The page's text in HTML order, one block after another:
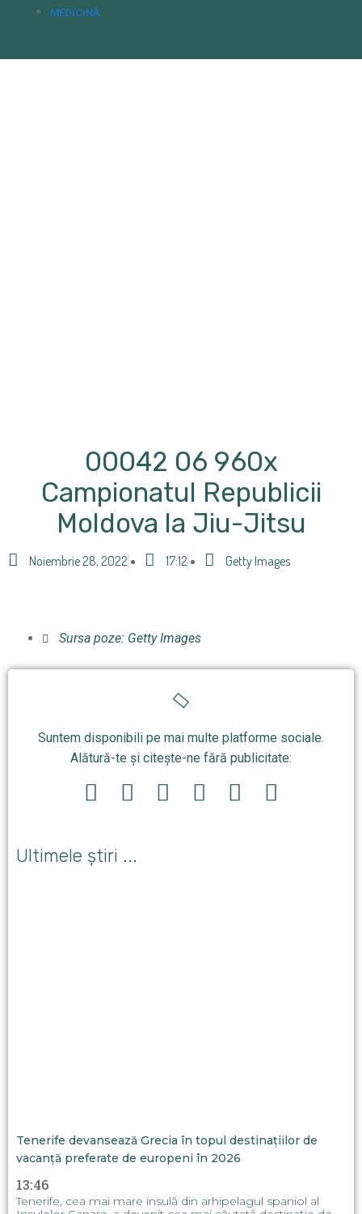
MEDICINĂ
00042 06 960x
Campionatul Republicii
Moldova la Jiu-Jitsu
Noiembrie 28, 2022 17:12 Getty Images
Sursa poze: Getty Images
Suntem disponibili pe mai multe platforme sociale.
Alătură-te și citește-ne fără publicitate:
Ultimele știri ...
Tenerife devansează Grecia în topul destinațiilor de
vacanță preferate de europeni în 2026
13:46
Tenerife, cea mai mare insulă din arhipelagul spaniol al